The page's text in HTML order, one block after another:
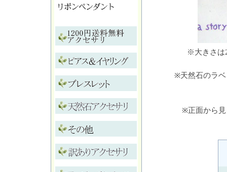
※大きさは
※天然石のラベ
※正面から見